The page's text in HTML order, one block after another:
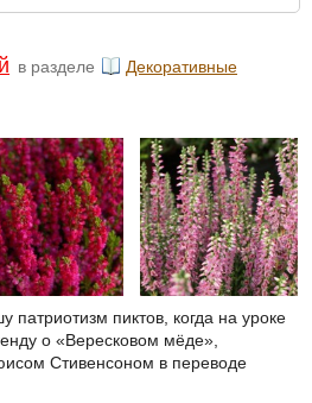
в разделе
Декоративные
патриотизм пиктов, когда на уроке
о «Вересковом мёде»,
Стивенсоном в переводе